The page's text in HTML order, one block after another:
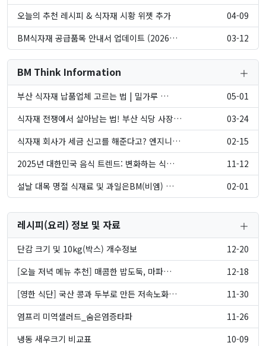
오늘의 추천 레시피 & 식자재 시황 위젯 추가
04-09
BM식자재 공급품목 안내서 업데이트 (2026…
03-12
BM Think Information
부산 식자재 납품업체 고르는 법 | 밀가루 …
05-01
식자재 전쟁에서 살아남는 법! 부산 식당 사장…
03-24
식자재 회사가 세금 신고를 해준다고? 엔지니어…
02-15
2025년 대한민국 음식 트렌드: 변화하는 식…
11-12
설날 대목 명절 식재료 및 과일은BM(비엠) …
02-01
레시피(요리) 정보 및 자료
단감 크기 및 10kg(박스) 개수정보
12-20
[오늘 저녁 메뉴 추천] 매콤한 밥도둑, 마파…
12-18
[영한 식단] 국산 콩과 두부로 만든 저속노화…
11-30
염프리 미역샐러드_숨은염증타파
11-26
냉동 새우크기 비교표
10-09